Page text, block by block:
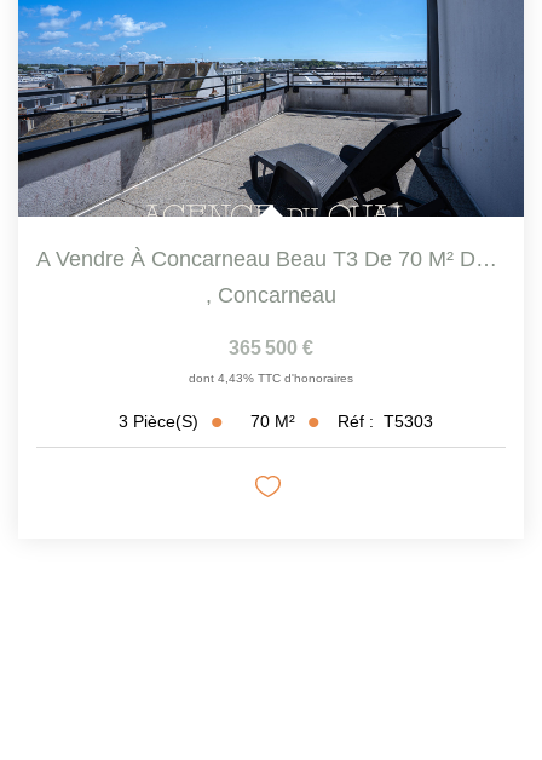
A Vendre À Concarneau Beau T3 De 70 M² Dans Une Résidence...
, Concarneau
365 500 €
dont 4,43% TTC d'honoraires
3 Pièce(s) 70 M² Réf : T5303